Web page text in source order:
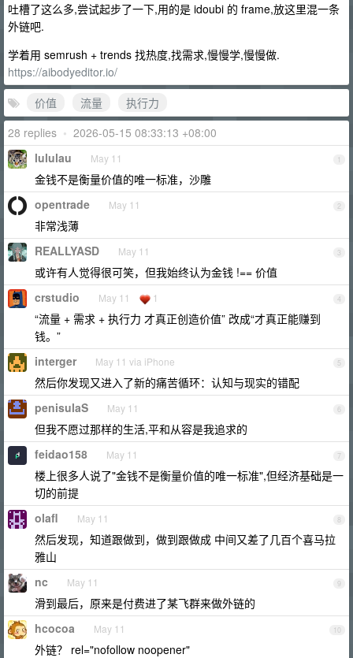
吐槽了这么多,尝试起步了一下,用的是 idoubi 的 frame,放这里混一条
外链吧.
学着用 semrush + trends 找热度,找需求,慢慢学,慢慢做.
https://aibodyeditor.io/
价值
流量
执行力
28 replies • 2026-05-15 08:33:13 +08:00
1
lululau May 11
金钱不是衡量价值的唯一标准，沙雕
2
opentrade May 11
非常浅薄
3
REALLYASD May 11
或许有人觉得很可笑，但我始终认为金钱 !== 价值
4
crstudio May 11 1
“流量 + 需求 + 执行力 才真正创造价值” 改成“才真正能赚到
钱。”
5
interger May 11 via iPhone
然后你发现又进入了新的痛苦循环：认知与现实的错配
6
penisulaS May 11
但我不愿过那样的生活,平和从容是我追求的
7
feidao158 May 11
楼上很多人说了"金钱不是衡量价值的唯一标准",但经济基础是一
切的前提
8
olafl May 11
然后发现，知道跟做到，做到跟做成 中间又差了几百个喜马拉
雅山
9
nc May 11
滑到最后，原来是付费进了某飞群来做外链的
10
hcocoa May 11
外链？ rel="nofollow noopener"